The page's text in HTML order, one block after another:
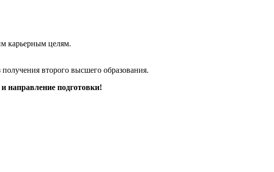
карьерным целям.
второго высшего образования.
направление подготовки!